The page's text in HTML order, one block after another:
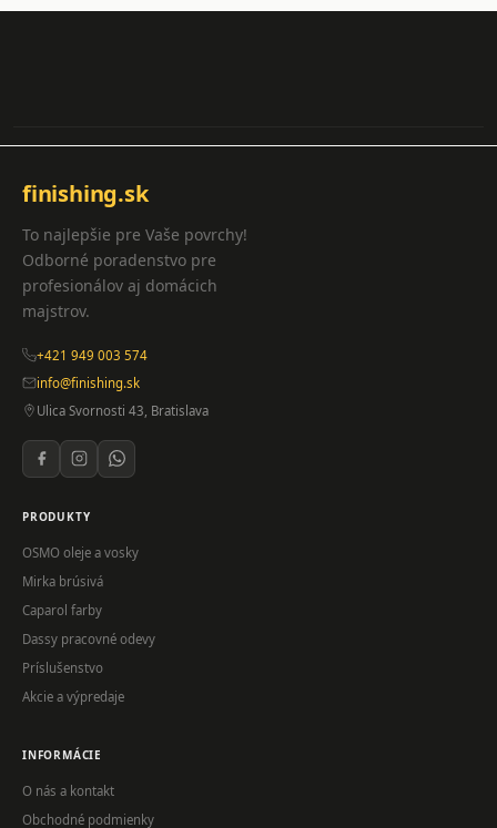
finishing.sk
To najlepšie pre Vaše povrchy!
Odborné poradenstvo pre
profesionálov aj domácich
majstrov.
+421 949 003 574
info@finishing.sk
Ulica Svornosti 43, Bratislava
PRODUKTY
OSMO oleje a vosky
Mirka brúsivá
Caparol farby
Dassy pracovné odevy
Príslušenstvo
Akcie a výpredaje
INFORMÁCIE
O nás a kontakt
Obchodné podmienky